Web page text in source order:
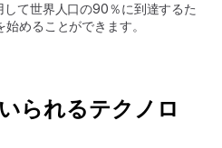
て世界人口の90％に到達するた
めることができます。
られるテクノロ